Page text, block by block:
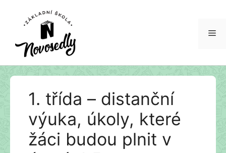
Přeskočit
1. třída – distanční
výuka, úkoly, které
žáci budou plnit v